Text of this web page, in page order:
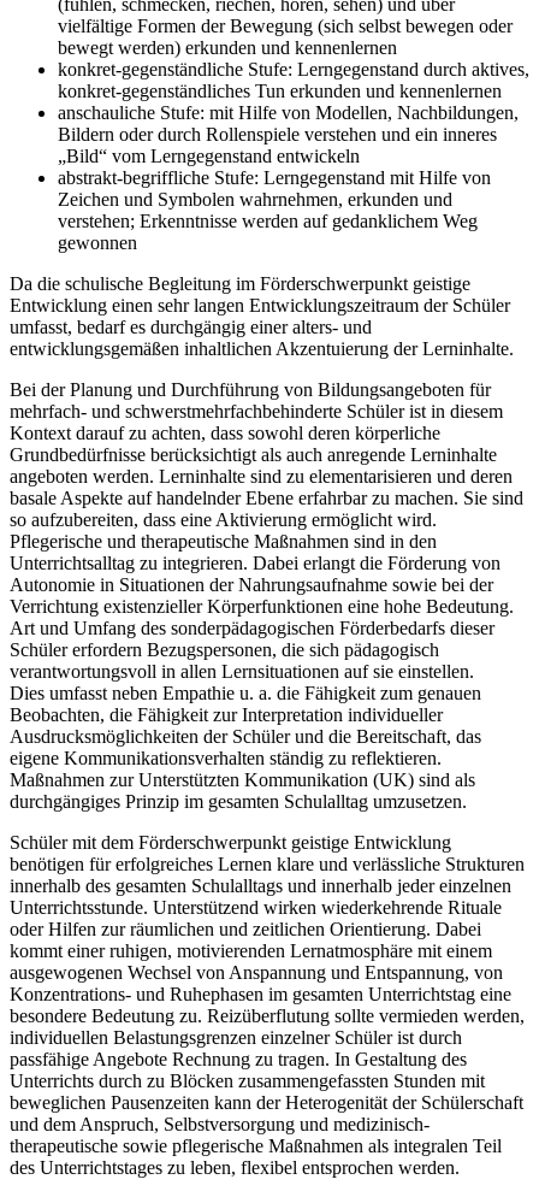
(fühlen, schmecken, riechen, hören, sehen) und über
vielfältige Formen der Bewegung (sich selbst bewegen oder
bewegt werden) erkunden und kennenlernen
konkret-gegenständliche Stufe: Lerngegenstand durch aktives,
konkret-gegenständliches Tun erkunden und kennenlernen
anschauliche Stufe: mit Hilfe von Modellen, Nachbildungen,
Bildern oder durch Rollenspiele verstehen und ein inneres
„Bild“ vom Lerngegenstand entwickeln
abstrakt-begriffliche Stufe: Lerngegenstand mit Hilfe von
Zeichen und Symbolen wahrnehmen, erkunden und
verstehen; Erkenntnisse werden auf gedanklichem Weg
gewonnen
Da die schulische Begleitung im Förderschwerpunkt geistige
Entwicklung einen sehr langen Entwicklungszeitraum der Schüler
umfasst, bedarf es durchgängig einer alters- und
entwicklungsgemäßen inhaltlichen Akzentuierung der Lerninhalte.
Bei der Planung und Durchführung von Bildungsangeboten für
mehrfach- und schwerstmehrfachbehinderte Schüler ist in diesem
Kontext darauf zu achten, dass sowohl deren körperliche
Grundbedürfnisse berücksichtigt als auch anregende Lerninhalte
angeboten werden. Lerninhalte sind zu elementarisieren und deren
basale Aspekte auf handelnder Ebene erfahrbar zu machen. Sie sind
so aufzubereiten, dass eine Aktivierung ermöglicht wird.
Pflegerische und therapeutische Maßnahmen sind in den
Unterrichtsalltag zu integrieren. Dabei erlangt die Förderung von
Autonomie in Situationen der Nahrungsaufnahme sowie bei der
Verrichtung existenzieller Körperfunktionen eine hohe Bedeutung.
Art und Umfang des sonderpädagogischen Förderbedarfs dieser
Schüler erfordern Bezugspersonen, die sich pädagogisch
verantwortungsvoll in allen Lernsituationen auf sie einstellen.
Dies umfasst neben Empathie u. a. die Fähigkeit zum genauen
Beobachten, die Fähigkeit zur Interpretation individueller
Ausdrucksmöglichkeiten der Schüler und die Bereitschaft, das
eigene Kommunikationsverhalten ständig zu reflektieren.
Maßnahmen zur Unterstützten Kommunikation (UK) sind als
durchgängiges Prinzip im gesamten Schulalltag umzusetzen.
Schüler mit dem Förderschwerpunkt geistige Entwicklung
benötigen für erfolgreiches Lernen klare und verlässliche Strukturen
innerhalb des gesamten Schulalltags und innerhalb jeder einzelnen
Unterrichtsstunde. Unterstützend wirken wiederkehrende Rituale
oder Hilfen zur räumlichen und zeitlichen Orientierung. Dabei
kommt einer ruhigen, motivierenden Lernatmosphäre mit einem
ausgewogenen Wechsel von Anspannung und Entspannung, von
Konzentrations- und Ruhephasen im gesamten Unterrichtstag eine
besondere Bedeutung zu. Reizüberflutung sollte vermieden werden,
individuellen Belastungsgrenzen einzelner Schüler ist durch
passfähige Angebote Rechnung zu tragen. In Gestaltung des
Unterrichts durch zu Blöcken zusammengefassten Stunden mit
beweglichen Pausenzeiten kann der Heterogenität der Schülerschaft
und dem Anspruch, Selbstversorgung und medizinisch-
therapeutische sowie pflegerische Maßnahmen als integralen Teil
des Unterrichtstages zu leben, flexibel entsprochen werden.